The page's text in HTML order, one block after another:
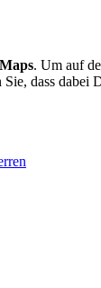
. Um auf
dass dabei